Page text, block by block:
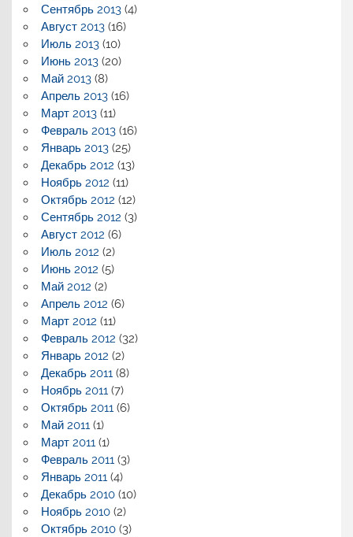
Сентябрь 2013(4)
Август 2013(16)
Июль 2013(10)
Июнь 2013(20)
Май 2013(8)
Апрель 2013(16)
Март 2013(11)
Февраль 2013(16)
Январь 2013(25)
Декабрь 2012 (13)
Ноябрь 2012 (11)
Октябрь 2012 (12)
Сентябрь 2012 (3)
Август 2012 (6)
Июль 2012 (2)
Июнь 2012 (5)
Май 2012 (2)
Апрель 2012 (6)
Март 2012 (11)
Февраль 2012 (32)
Январь 2012 (2)
Декабрь 2011 (8)
Ноябрь 2011 (7)
Октябрь 2011 (6)
Май 2011 (1)
Март 2011 (1)
Февраль 2011 (3)
Январь 2011 (4)
Декабрь 2010(10)
Ноябрь 2010(2)
Октябрь 2010(3)